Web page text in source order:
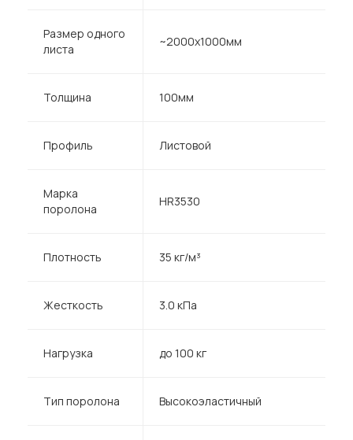
Размер одного
листа
~2000х1000мм
Толщина 100мм
Профиль Листовой
Марка
поролона
HR3530
Плотность 35 кг/м³
Жесткость 3.0 кПа
Нагрузка до 100 кг
Тип поролона Высокоэластичный